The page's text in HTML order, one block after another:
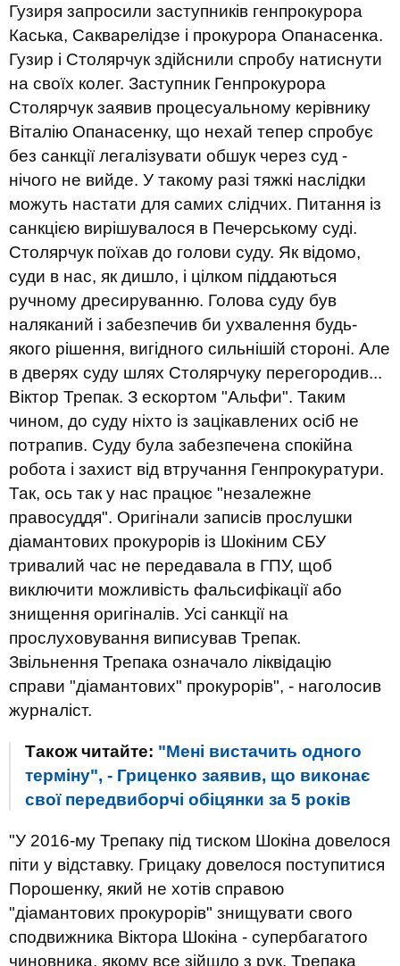
Гузиря запросили заступників генпрокурора
Каська, Сакварелідзе і прокурора Опанасенка.
Гузир і Столярчук здійснили спробу натиснути
на своїх колег. Заступник Генпрокурора
Столярчук заявив процесуальному керівнику
Віталію Опанасенку, що нехай тепер спробує
без санкції легалізувати обшук через суд -
нічого не вийде. У такому разі тяжкі наслідки
можуть настати для самих слідчих. Питання із
санкцією вирішувалося в Печерському суді.
Столярчук поїхав до голови суду. Як відомо,
суди в нас, як дишло, і цілком піддаються
ручному дресируванню. Голова суду був
наляканий і забезпечив би ухвалення будь-
якого рішення, вигідного сильнішій стороні. Але
в дверях суду шлях Столярчуку перегородив...
Віктор Трепак. З ескортом "Альфи". Таким
чином, до суду ніхто із зацікавлених осіб не
потрапив. Суду була забезпечена спокійна
робота і захист від втручання Генпрокуратури.
Так, ось так у нас працює "незалежне
правосуддя". Оригінали записів прослушки
діамантових прокурорів із Шокіним СБУ
тривалий час не передавала в ГПУ, щоб
виключити можливість фальсифікації або
знищення оригіналів. Усі санкції на
прослуховування виписував Трепак.
Звільнення Трепака означало ліквідацію
справи "діамантових" прокурорів", - наголосив
журналіст.
Також читайте: "Мені вистачить одного
терміну", - Гриценко заявив, що виконає
свої передвиборчі обіцянки за 5 років
"У 2016-му Трепаку під тиском Шокіна довелося
піти у відставку. Грицаку довелося поступитися
Порошенку, який не хотів справою
"діамантових прокурорів" знищувати свого
сподвижника Віктора Шокіна - супербагатого
чиновника, якому все зійшло з рук. Трепака